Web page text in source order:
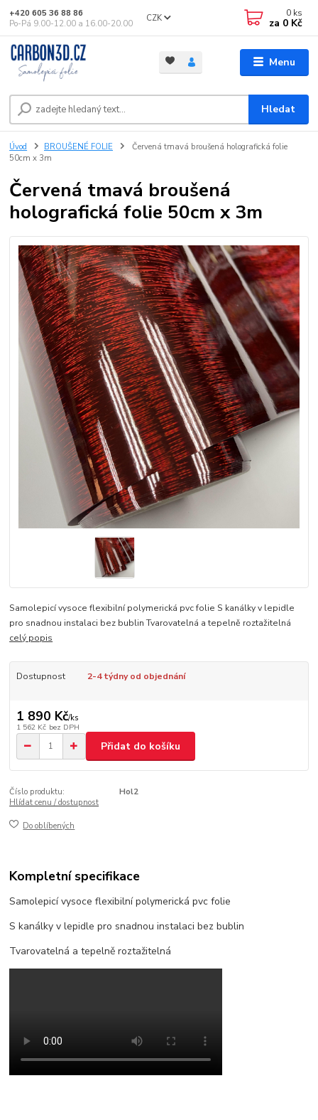
Menu
CZK
Hledat
+420 605 36 88 86
Po-Pá 9.00-12.00 a 16.00-20.00
0 ks
za 0 Kč
Úvod BROUŠENÉ FOLIE
Červená tmavá broušená holografická folie
50cm x 3m
Červená tmavá broušená
holografická folie 50cm x 3m
Samolepicí vysoce flexibilní polymerická pvc folie S kanálky v lepidle
pro snadnou instalaci bez bublin Tvarovatelná a tepelně roztažitelná
celý popis
Dostupnost 2-4 týdny od objednání
1 890 Kč/ks
1 562 Kč bez DPH
Přidat do košíku
Číslo produktu:
Hol2
Hlídat cenu / dostupnost
Do oblíbených
Kompletní specifikace
Samolepicí vysoce flexibilní polymerická pvc folie
S kanálky v lepidle pro snadnou instalaci bez bublin
Tvarovatelná a tepelně roztažitelná